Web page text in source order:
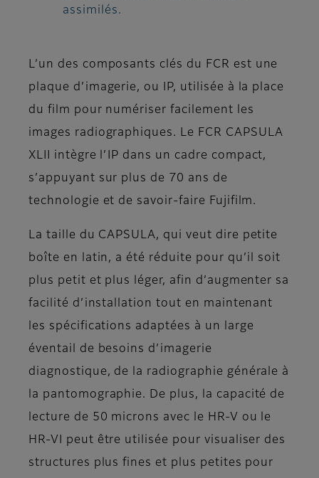
assimilés.
L’un des composants clés du FCR est une
plaque d’imagerie, ou IP, utilisée à la place
du film pour numériser facilement les
images radiographiques. Le FCR CAPSULA
XLII intègre l’IP dans un cadre compact,
s’appuyant sur plus de 70 ans de
technologie et de savoir-faire Fujifilm.
La taille du CAPSULA, qui veut dire petite
boîte en latin, a été réduite pour qu’il soit
plus petit et plus léger, afin d’augmenter sa
facilité d’installation tout en maintenant
les spécifications adaptées à un large
éventail de besoins d’imagerie
diagnostique, de la radiographie générale à
la pantomographie. De plus, la capacité de
lecture de 50 microns avec le HR-V ou le
HR-VI peut être utilisée pour visualiser des
structures plus fines et plus petites pour